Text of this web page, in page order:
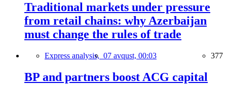
Traditional markets under pressure
from retail chains: why Azerbaijan
must change the rules of trade
Express analysis, 07 avqust, 00:03 377
BP and partners boost ACG capital